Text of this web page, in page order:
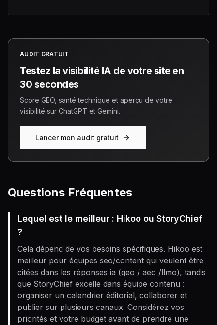
AUDIT GRATUIT
Testez la visibilité IA de votre site en
30 secondes
Score GEO, santé technique et aperçu de votre
visibilité sur ChatGPT et Gemini.
Lancer mon audit gratuit
Questions Fréquentes
Lequel est le meilleur : Hikoo ou StoryChief
?
Cela dépend de vos besoins spécifiques. Hikoo est
meilleur pour équipes seo/content qui veulent être
citées dans les réponses ia (geo / aeo /llmo), tandis
que StoryChief excelle dans équipe contenu :
organiser un calendrier éditorial, collaborer et
publier sur plusieurs canaux. Considérez vos
priorités et votre budget avant de prendre une